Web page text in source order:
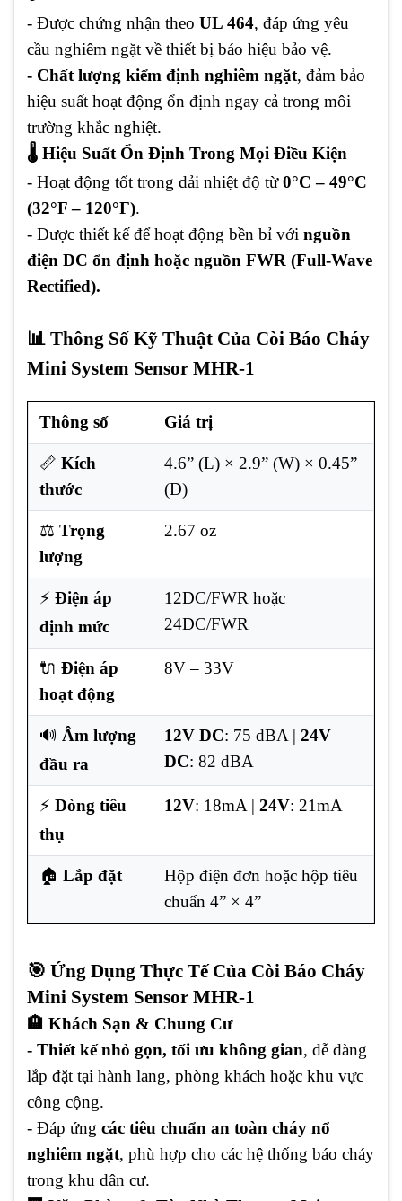
- Được chứng nhận theo UL 464, đáp ứng yêu
cầu nghiêm ngặt về thiết bị báo hiệu bảo vệ.
- Chất lượng kiểm định nghiêm ngặt, đảm bảo
hiệu suất hoạt động ổn định ngay cả trong môi
trường khắc nghiệt.
🌡️ Hiệu Suất Ổn Định Trong Mọi Điều Kiện
- Hoạt động tốt trong dải nhiệt độ từ0°C – 49°C
(32°F – 120°F).
- Được thiết kế để hoạt động bền bỉ với nguồn
điện DC ổn định hoặc nguồn FWR (Full-Wave
Rectified).
📊 Thông Số Kỹ Thuật Của Còi Báo Cháy
Mini System Sensor MHR-1
Thông số Giá trị
📏 Kích
thước
4.6” (L) × 2.9” (W) × 0.45”
(D)
⚖️ Trọng
lượng
2.67 oz
⚡ Điện áp
định mức
12DC/FWR hoặc
24DC/FWR
🔌 Điện áp
hoạt động
8V – 33V
🔊 Âm lượng
đầu ra
12V DC: 75 dBA | 24V
DC: 82 dBA
⚡ Dòng tiêu
thụ
12V: 18mA | 24V: 21mA
🏠 Lắp đặt
Hộp điện đơn hoặc hộp tiêu
chuẩn 4” × 4”
🎯 Ứng Dụng Thực Tế Của Còi Báo Cháy
Mini System Sensor MHR-1
🏨 Khách Sạn & Chung Cư
- Thiết kế nhỏ gọn, tối ưu không gian, dễ dàng
lắp đặt tại hành lang, phòng khách hoặc khu vực
công cộng.
- Đáp ứng các tiêu chuẩn an toàn cháy nổ
nghiêm ngặt, phù hợp cho các hệ thống báo cháy
trong khu dân cư.